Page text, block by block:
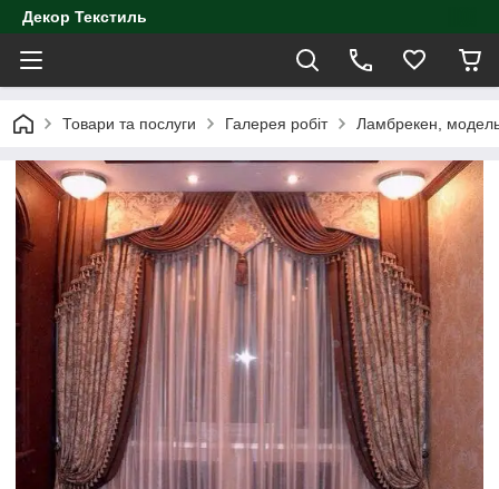
Декор Текстиль
Товари та послуги Галерея робіт Ламбрекен,